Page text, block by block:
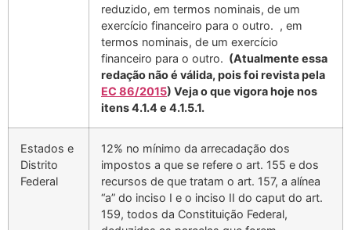
reduzido, em termos nominais, de um
exercício financeiro para o outro. , em
termos nominais, de um exercício
financeiro para o outro. (Atualmente essa
redação não é válida, pois foi revista pela
EC 86/2015) Veja o que vigora hoje nos
itens 4.1.4 e 4.1.5.1.
Estados e
Distrito
Federal
12% no mínimo da arrecadação dos
impostos a que se refere o art. 155 e dos
recursos de que tratam o art. 157, a alínea
“a” do inciso I e o inciso II do caput do art.
159, todos da Constituição Federal,